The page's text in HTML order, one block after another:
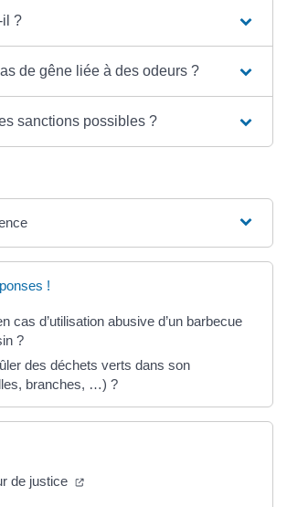
il ?
de gêne liée à des odeurs ?
sanctions possibles ?
!
cas d’utilisation abusive d’un barbecue
?
des déchets verts dans son
branches, …) ?
de justice